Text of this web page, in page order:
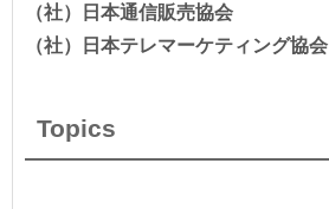
（社）日本通信販売協会
（社）日本テレマーケティング協会
Topics